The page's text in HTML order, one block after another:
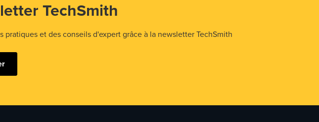
TechSmith
et des conseils d'expert grâce à la newsletter TechSmith